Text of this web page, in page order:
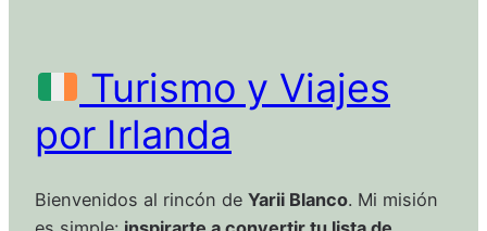
Turismo y Viajes
por Irlanda
Bienvenidos al rincón de Yarii Blanco. Mi misión